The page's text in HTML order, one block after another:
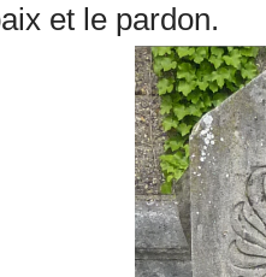
et le pardon.